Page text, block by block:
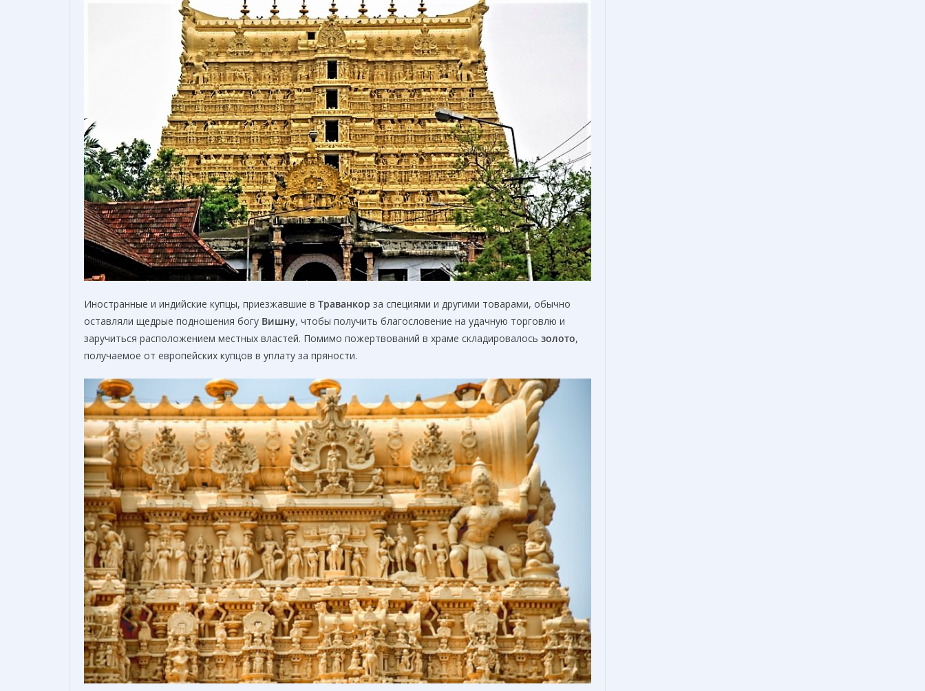
Иностранные и индийские купцы, приезжавшие в Траванкор за специями и другими товарами, обычно
оставляли щедрые подношения богу Вишну, чтобы получить благословение на удачную торговлю и
заручиться расположением местных властей. Помимо пожертвований в храме складировалось золото,
получаемое от европейских купцов в уплату за пряности.